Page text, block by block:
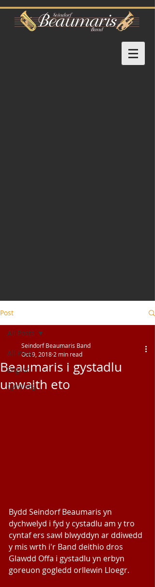
Post
All Posts
English
Cymraeg
All Posts
Beaumaris i gystadlu
unwaith eto
Seindorf Beaumaris Band
Oct 9, 2018 2 min read
Bydd Seindorf Beaumaris yn
dychwelyd i fyd y cystadlu am y tro
cyntaf ers sawl blwyddyn ar ddiwedd
y mis wrth i'r Band deithio dros
Glawdd Offa i gystadlu yn erbyn
goreuon gogledd orllewin Lloegr.